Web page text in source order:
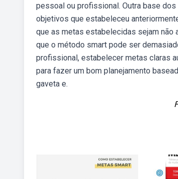
pessoal ou profissional. Outra base
objetivos que estabeleceu
que as metas estabelecidas sejam não
que o método smart pode ser
profissional, estabelecer metas claras
para fazer um bom planejamento
gaveta e.